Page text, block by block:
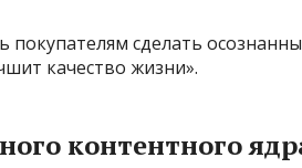
покупателям сделать
качество жизни».
контентного